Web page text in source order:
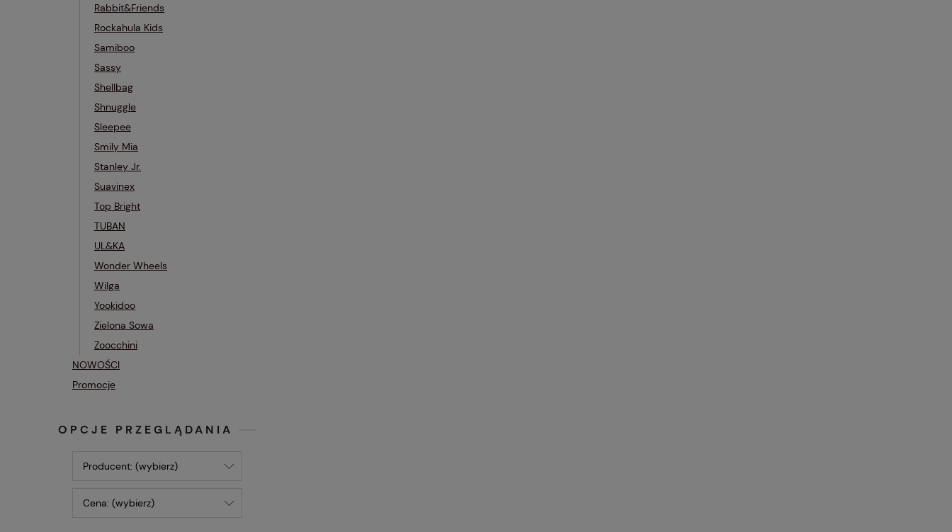
Rabbit&Friends
Rockahula Kids
Samiboo
Sassy
Shellbag
Shnuggle
Sleepee
Smily Mia
Stanley Jr.
Suavinex
Top Bright
TUBAN
UL&KA
Wonder Wheels
Wilga
Yookidoo
Zielona Sowa
Zoocchini
NOWOŚCI
Promocje
OPCJE PRZEGLĄDANIA
Producent: (wybierz)
Cena: (wybierz)